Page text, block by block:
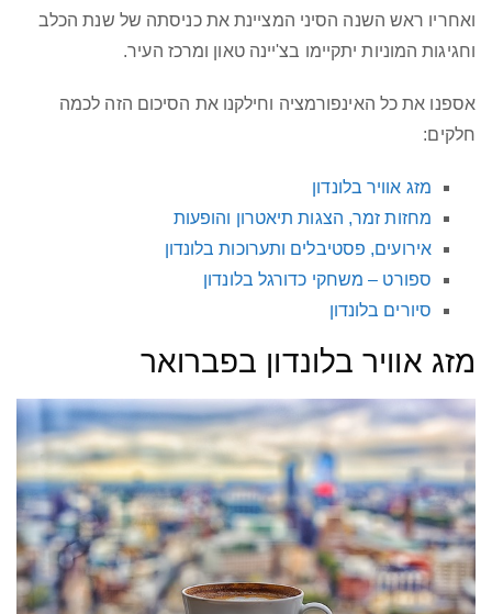
ואחריו ראש השנה הסיני המציינת את כניסתה של שנת הכלב
וחגיגות המוניות יתקיימו בצ'יינה טאון ומרכז העיר.
אספנו את כל האינפורמציה וחילקנו את הסיכום הזה לכמה
חלקים:
מזג אוויר בלונדון
מחזות זמר, הצגות תיאטרון והופעות
אירועים, פסטיבלים ותערוכות בלונדון
ספורט – משחקי כדורגל בלונדון
סיורים בלונדון
מזג אוויר בלונדון בפברואר